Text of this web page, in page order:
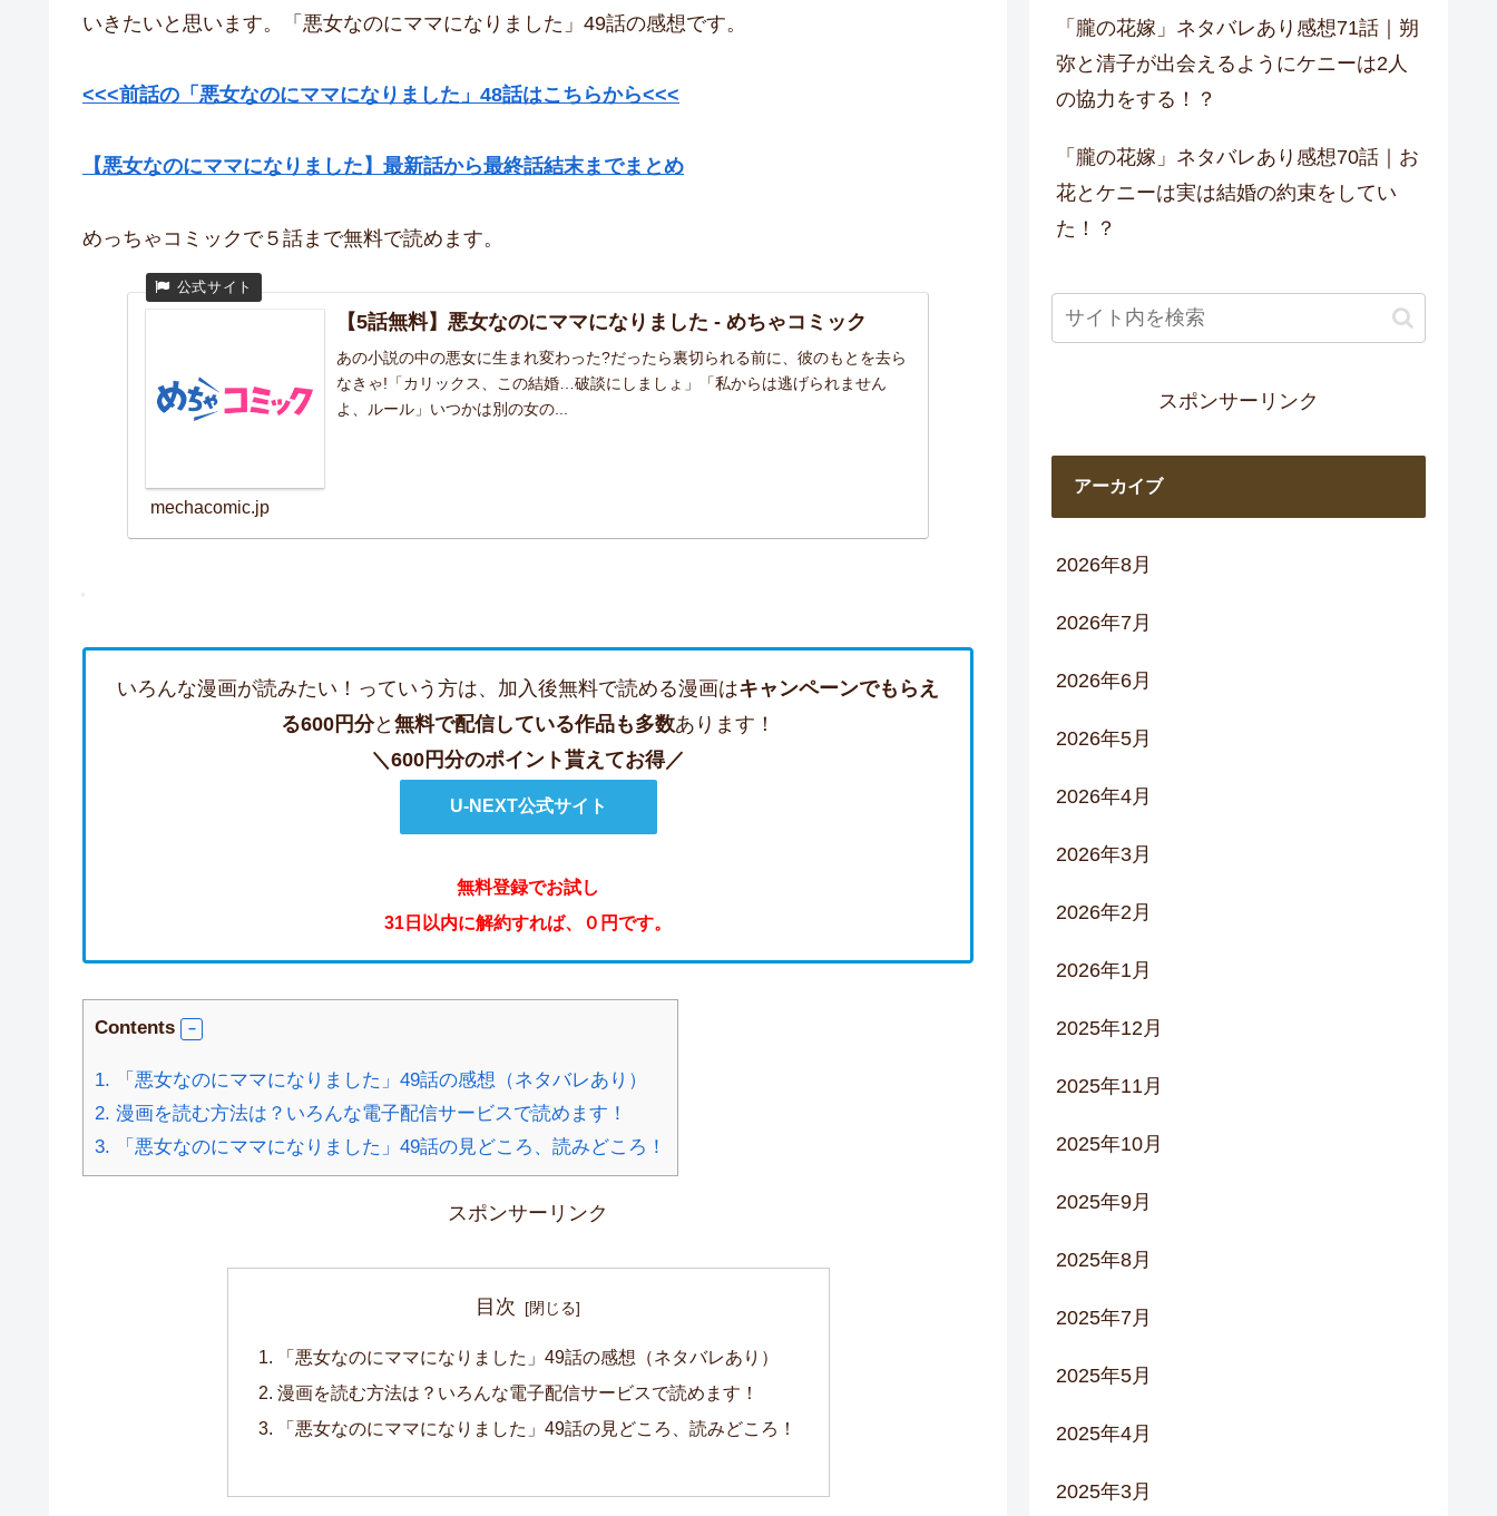
いきたいと思います。「悪女なのにママになりました」49話の感想です。
<<<前話の「悪女なのにママになりました」48話はこちらから<<<
【悪女なのにママになりました】最新話から最終話結末までまとめ
めっちゃコミックで５話まで無料で読めます。
【5話無料】悪女なのにママになりました - めちゃコミック
あの小説の中の悪女に生まれ変わった?だったら裏切られる前に、彼のもとを去ら
なきゃ!「カリックス、この結婚…破談にしましょ」「私からは逃げられません
よ、ルール」いつかは別の女の...
mechacomic.jp
いろんな漫画が読みたい！っていう方は、加入後無料で読める漫画はキャンペーンでもらえ
る600円分と 無料で配信している作品も多数あります！
＼600円分のポイント貰えてお得／
U-NEXT公式サイト
無料登録でお試し
31日以内に解約すれば、０円です。
Contents
1. 「悪女なのにママになりました」49話の感想（ネタバレあり）
2. 漫画を読む方法は？いろんな電子配信サービスで読めます！
3. 「悪女なのにママになりました」49話の見どころ、読みどころ！
スポンサーリンク
目次
「悪女なのにママになりました」49話の感想（ネタバレあり）
漫画を読む方法は？いろんな電子配信サービスで読めます！
「悪女なのにママになりました」49話の見どころ、読みどころ！
「朧の花嫁」ネタバレあり感想71話｜朔
弥と清子が出会えるようにケニーは2人
の協力をする！？
「朧の花嫁」ネタバレあり感想70話｜お
花とケニーは実は結婚の約束をしてい
た！？
スポンサーリンク
アーカイブ
2026年8月
2026年7月
2026年6月
2026年5月
2026年4月
2026年3月
2026年2月
2026年1月
2025年12月
2025年11月
2025年10月
2025年9月
2025年8月
2025年7月
2025年5月
2025年4月
2025年3月